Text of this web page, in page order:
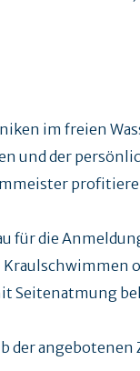
im freien
und der
für die
Seitenatmung
der